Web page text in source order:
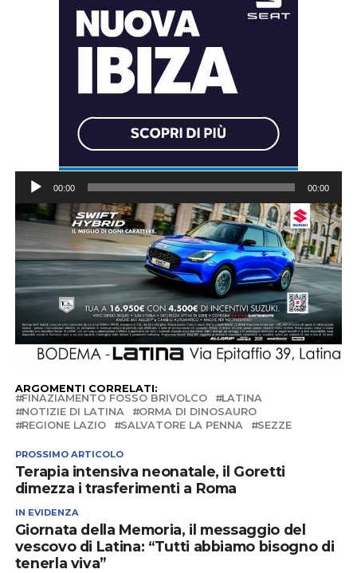
Audio
00:00 00:00
ARGOMENTI CORRELATI:
FINAZIAMENTO FOSSO BRIVOLCO
LATINA
NOTIZIE DI LATINA
ORMA DI DINOSAURO
REGIONE LAZIO
SALVATORE LA PENNA SEZZE
PROSSIMO ARTICOLO
Terapia intensiva neonatale, il Goretti
dimezza i trasferimenti a Roma
IN EVIDENZA
Giornata della Memoria, il messaggio del
vescovo di Latina: “Tutti abbiamo bisogno di
tenerla viva”